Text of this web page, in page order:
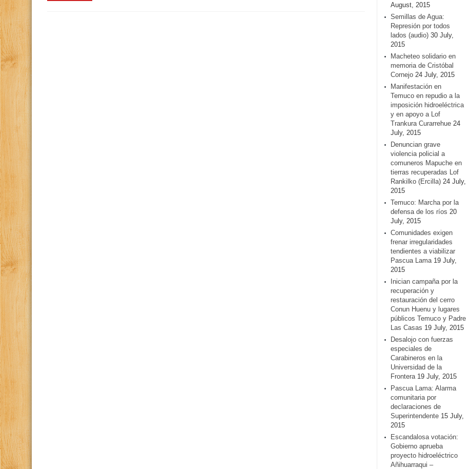
August, 2015
Semillas de Agua:
Represión por todos
lados (audio) 30 July,
2015
Macheteo solidario en
memoria de Cristóbal
Cornejo 24 July, 2015
Manifestación en
Temuco en repudio a la
imposición hidroeléctrica
y en apoyo a Lof
Trankura Curarrehue 24
July, 2015
Denuncian grave
violencia policial a
comuneros Mapuche en
tierras recuperadas Lof
Rankilko (Ercilla) 24 July,
2015
Temuco: Marcha por la
defensa de los ríos 20
July, 2015
Comunidades exigen
frenar irregularidades
tendientes a viabilizar
Pascua Lama 19 July,
2015
Inician campaña por la
recuperación y
restauración del cerro
Conun Huenu y lugares
públicos Temuco y Padre
Las Casas 19 July, 2015
Desalojo con fuerzas
especiales de
Carabineros en la
Universidad de la
Frontera 19 July, 2015
Pascua Lama: Alarma
comunitaria por
declaraciones de
Superintendente 15 July,
2015
Escandalosa votación:
Gobierno aprueba
proyecto hidroeléctrico
Añihuarraqui –